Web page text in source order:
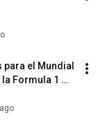
el Mundial
Formula 1